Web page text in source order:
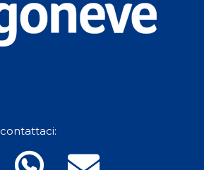
contattaci: